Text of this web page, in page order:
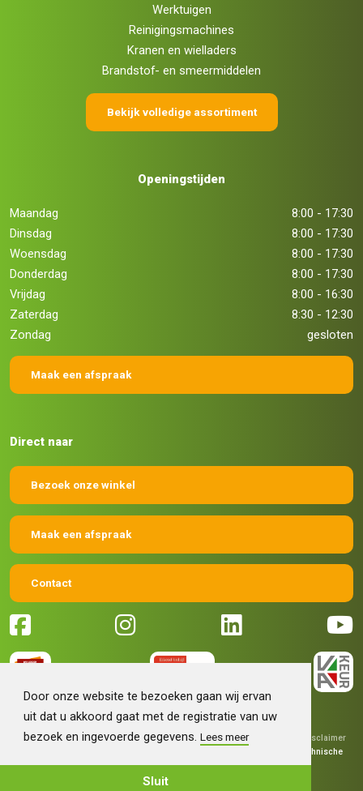
Door onze website te bezoeken gaan wij ervan
uit dat u akkoord gaat met de registratie van uw
bezoek en ingevoerde gegevens.Lees meer
Sluit
Werktuigen
Reinigingsmachines
Kranen en wielladers
Brandstof- en smeermiddelen
Bekijk volledige assortiment
Openingstijden
Maandag
8:00 - 17:30
Dinsdag
8:00 - 17:30
Woensdag
8:00 - 17:30
Donderdag
8:00 - 17:30
Vrijdag
8:00 - 16:30
Zaterdag
8:30 - 12:30
Zondag
gesloten
Maak een afspraak
Direct naar
Bezoek onze winkel
Maak een afspraak
Contact
© 2026 Machinehandel Bruntink BV | Algemene voorwaarden
Disclaimer
Technische
realisatieSieronline B.V.